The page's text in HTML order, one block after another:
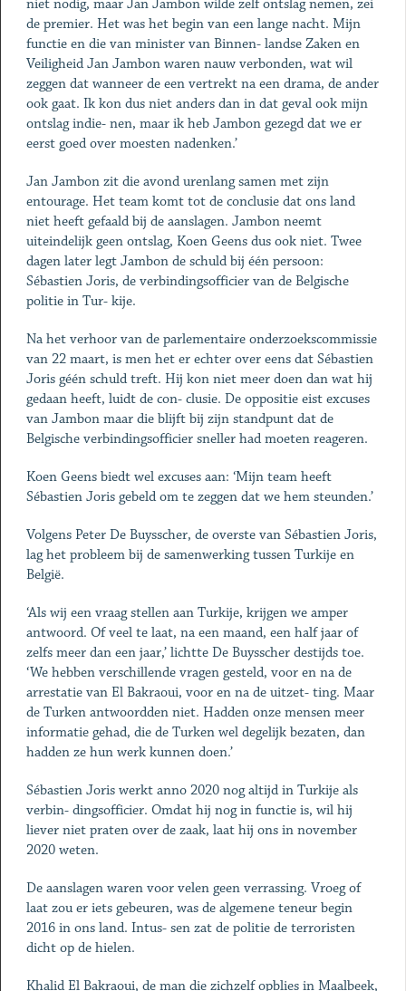
niet nodig, maar Jan Jambon wilde zelf ontslag nemen, zei
de premier. Het was het begin van een lange nacht. Mijn
functie en die van minister van Binnen- landse Zaken en
Veiligheid Jan Jambon waren nauw verbonden, wat wil
zeggen dat wanneer de een vertrekt na een drama, de ander
ook gaat. Ik kon dus niet anders dan in dat geval ook mijn
ontslag indie- nen, maar ik heb Jambon gezegd dat we er
eerst goed over moesten nadenken.’
Jan Jambon zit die avond urenlang samen met zijn
entourage. Het team komt tot de conclusie dat ons land
niet heeft gefaald bij de aanslagen. Jambon neemt
uiteindelijk geen ontslag, Koen Geens dus ook niet. Twee
dagen later legt Jambon de schuld bij één persoon:
Sébastien Joris, de verbindingsofficier van de Belgische
politie in Tur- kije.
Na het verhoor van de parlementaire onderzoekscommissie
van 22 maart, is men het er echter over eens dat Sébastien
Joris géén schuld treft. Hij kon niet meer doen dan wat hij
gedaan heeft, luidt de con- clusie. De oppositie eist excuses
van Jambon maar die blijft bij zijn standpunt dat de
Belgische verbindingsofficier sneller had moeten reageren.
Koen Geens biedt wel excuses aan: ‘Mijn team heeft
Sébastien Joris gebeld om te zeggen dat we hem steunden.’
Volgens Peter De Buysscher, de overste van Sébastien Joris,
lag het probleem bij de samenwerking tussen Turkije en
België.
‘Als wij een vraag stellen aan Turkije, krijgen we amper
antwoord. Of veel te laat, na een maand, een half jaar of
zelfs meer dan een jaar,’ lichtte De Buysscher destijds toe.
‘We hebben verschillende vragen gesteld, voor en na de
arrestatie van El Bakraoui, voor en na de uitzet- ting. Maar
de Turken antwoordden niet. Hadden onze mensen meer
informatie gehad, die de Turken wel degelijk bezaten, dan
hadden ze hun werk kunnen doen.’
Sébastien Joris werkt anno 2020 nog altijd in Turkije als
verbin- dingsofficier. Omdat hij nog in functie is, wil hij
liever niet praten over de zaak, laat hij ons in november
2020 weten.
De aanslagen waren voor velen geen verrassing. Vroeg of
laat zou er iets gebeuren, was de algemene teneur begin
2016 in ons land. Intus- sen zat de politie de terroristen
dicht op de hielen.
Khalid El Bakraoui, de man die zichzelf opblies in Maalbeek,